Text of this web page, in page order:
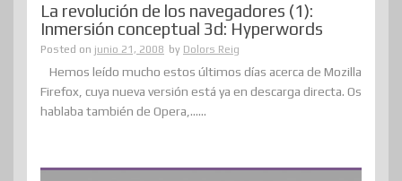
La revolución de los navegadores (1):
Inmersión conceptual 3d: Hyperwords
Posted on junio 21, 2008 by Dolors Reig
Hemos leído mucho estos últimos días acerca de Mozilla
Firefox, cuya nueva versión está ya en descarga directa. Os
hablaba también de Opera,......